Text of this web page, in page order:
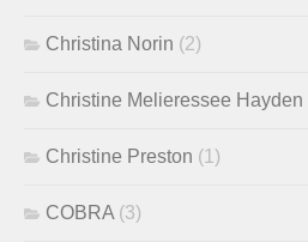
Christina Norin (2)
Christine Melieressee Hayden
Christine Preston (1)
COBRA (3)